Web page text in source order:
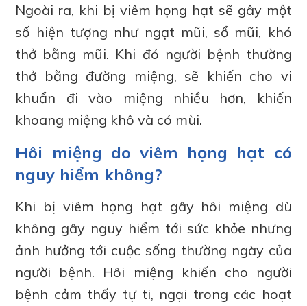
Ngoài ra, khi bị viêm họng hạt sẽ gây một
số hiện tượng như ngạt mũi, sổ mũi, khó
thở bằng mũi. Khi đó người bệnh thường
thở bằng đường miệng, sẽ khiến cho vi
khuẩn đi vào miệng nhiều hơn, khiến
khoang miệng khô và có mùi.
Hôi miệng do viêm họng hạt có
nguy hiểm không?
Khi bị viêm họng hạt gây hôi miệng dù
không gây nguy hiểm tới sức khỏe nhưng
ảnh hưởng tới cuộc sống thường ngày của
người bệnh. Hôi miệng khiến cho người
bệnh cảm thấy tự ti, ngại trong các hoạt